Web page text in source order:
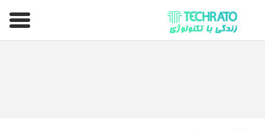
تکراتو – زندگی با تکنولوژی